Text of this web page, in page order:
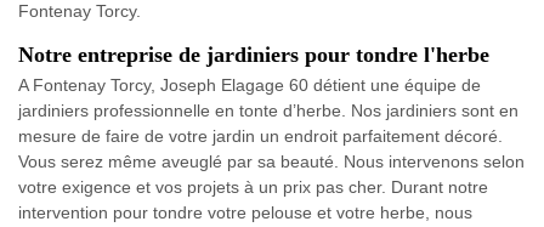
Fontenay Torcy.
Notre entreprise de jardiniers pour tondre l'herbe
A Fontenay Torcy, Joseph Elagage 60 détient une équipe de
jardiniers professionnelle en tonte d’herbe. Nos jardiniers sont en
mesure de faire de votre jardin un endroit parfaitement décoré.
Vous serez même aveuglé par sa beauté. Nous intervenons selon
votre exigence et vos projets à un prix pas cher. Durant notre
intervention pour tondre votre pelouse et votre herbe, nous